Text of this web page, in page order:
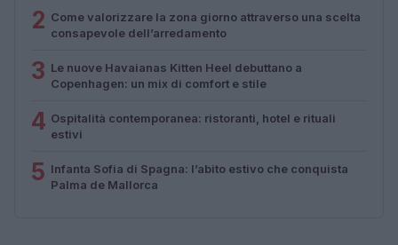
2 Come valorizzare la zona giorno attraverso una scelta
consapevole dell’arredamento
3 Le nuove Havaianas Kitten Heel debuttano a
Copenhagen: un mix di comfort e stile
4 Ospitalità contemporanea: ristoranti, hotel e rituali
estivi
5 Infanta Sofia di Spagna: l’abito estivo che conquista
Palma de Mallorca